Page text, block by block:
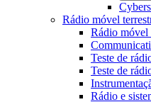
Rádio móvel
Rádio móvel
Teste de
Teste de
Rádio e